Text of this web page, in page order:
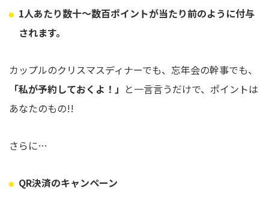
1人あたり数十〜数百ポイントが当たり前のように付与
されます。
カップルのクリスマスディナーでも、忘年会の幹事でも、
「私が予約しておくよ！」 と一言言うだけで、ポイントは
あなたのもの!!
さらに…
QR決済のキャンペーン